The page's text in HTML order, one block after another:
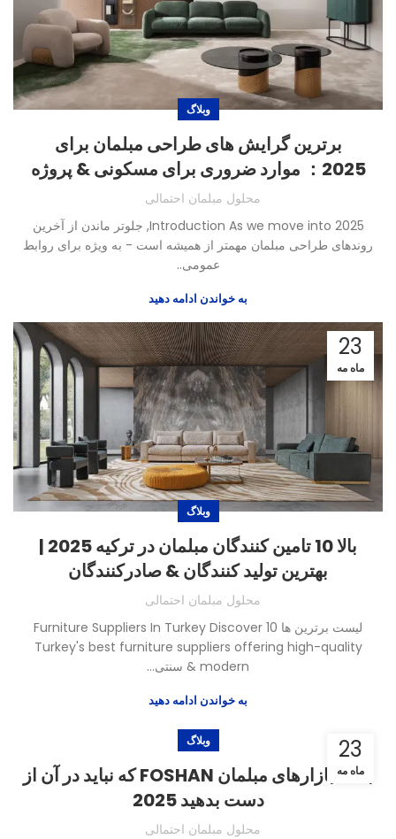
وبلاگ
برترین گرایش های طراحی مبلمان برای
2025： موارد ضروری برای مسکونی & پروژه
های ویلا
محلول مبلمان احتمالی
Introduction As we move into2025, جلوتر ماندن از آخرین
روندهای طراحی مبلمان مهمتر از همیشه است - به ویژه برای روابط
عمومی..
به خواندن ادامه دهید
23
ماه مه
وبلاگ
بالا 10 تامین کنندگان مبلمان در ترکیه 2025 |
بهترین تولید کنندگان & صادرکنندگان
محلول مبلمان احتمالی
لیست برترین ها 10
Furniture Suppliers In Turkey Discover
Turkey's best furniture suppliers offering high-quality
modern & سنتی...
به خواندن ادامه دهید
23
ماه مه
وبلاگ
بالا 5 بازارهای مبلمان FOSHAN که نباید در آن از
دست بدهید 2025
محلول مبلمان احتمالی